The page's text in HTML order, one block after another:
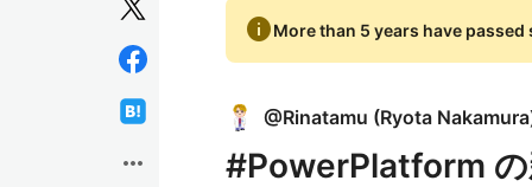
more_horiz
infoMore than 5 years have
@Rinatamu (Ryota Nakamura
#PowerPlatform